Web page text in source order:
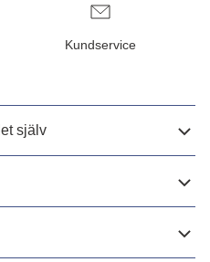
Kundservice
själv